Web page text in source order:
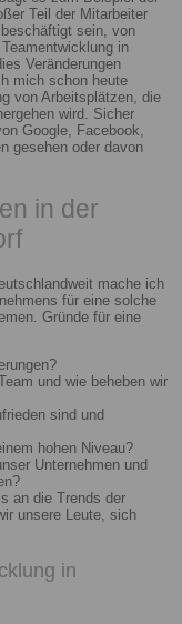
Teil der Mitarbeiter
sein, von
in
Veränderungen
mich schon heute
von Arbeitsplätzen, die
wird. Sicher
Google, Facebook,
gesehen oder davon
in der
mache ich
für eine solche
Gründe für eine
und wie beheben wir
sind und
hohen Niveau?
Unternehmen und
an die Trends der
unsere Leute, sich
in